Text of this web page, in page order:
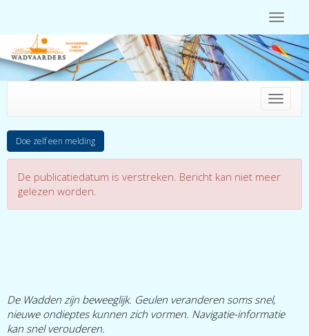
Toggle
Doe zelf een melding
De publicatiedatum is verstreken. Bericht kan niet meer
gelezen worden.
De Wadden zijn beweeglijk. Geulen veranderen soms snel,
nieuwe ondieptes kunnen zich vormen. Navigatie-informatie
kan snel verouderen.